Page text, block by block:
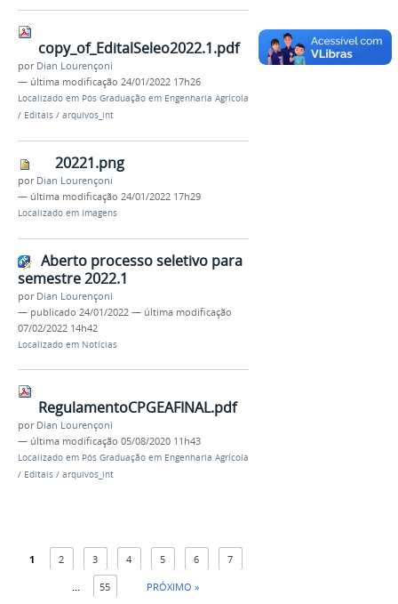
copy_of_EditalSeleo2022.1.pdf
por Dian Lourençoni
— última modificação 24/01/2022 17h26
Localizado em Pós Graduação em Engenharia Agrícola
/ Editais / arquivos_int
20221.png
por Dian Lourençoni
— última modificação 24/01/2022 17h29
Localizado em Imagens
Aberto processo seletivo para
semestre 2022.1
por Dian Lourençoni
— publicado 24/01/2022 — última modificação
07/02/2022 14h42
Localizado em Notícias
RegulamentoCPGEAFINAL.pdf
por Dian Lourençoni
— última modificação 05/08/2020 11h43
Localizado em Pós Graduação em Engenharia Agrícola
/ Editais / arquivos_int
1 2 3 4 5 6 7
... 55 PRÓXIMO »